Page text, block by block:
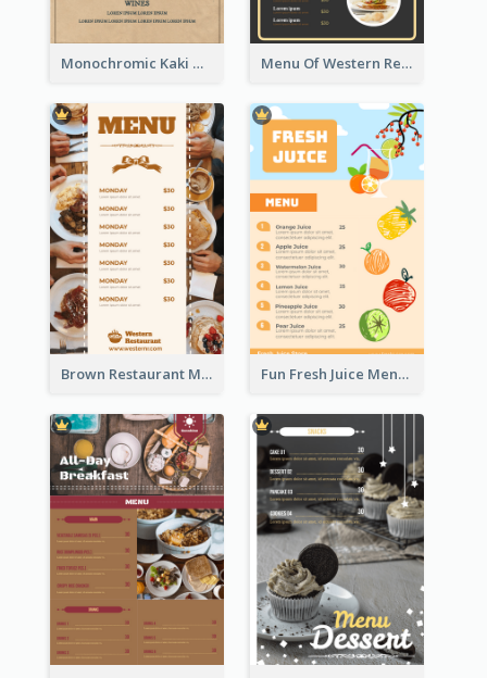
Monochromic Kaki Meal Design Inspiration Menu Of Western Restaurant In Simple Layout
Brown Restaurant Menu With Clear Information Fun Fresh Juice Menu With Graphics Of Fruit